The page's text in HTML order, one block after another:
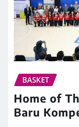
BASKET
Home of
Baru